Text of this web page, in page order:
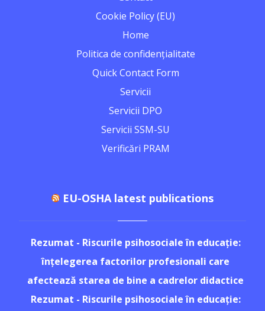
Cookie Policy (EU)
Home
Politica de confidențialitate
Quick Contact Form
Servicii
Servicii DPO
Servicii SSM-SU
Verificări PRAM
EU-OSHA latest publications
Rezumat - Riscurile psihosociale în educație:
înțelegerea factorilor profesionali care
afectează starea de bine a cadrelor didactice
Rezumat - Riscurile psihosociale în educație: